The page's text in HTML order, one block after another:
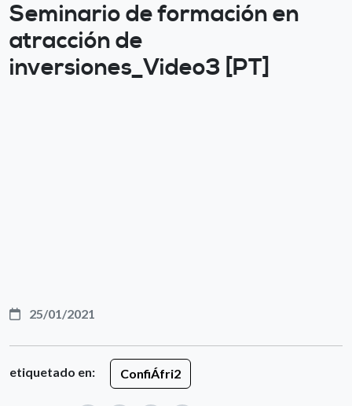
Seminario de formación en
atracción de
inversiones_Video3 [PT]
25/01/2021
etiquetado en: ConfiÁfri2